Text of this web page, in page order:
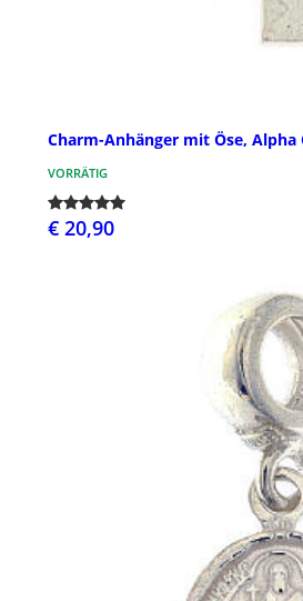
Charm-Anhänger mit Öse, Alpha
VORRÄTIG
€ 20,90